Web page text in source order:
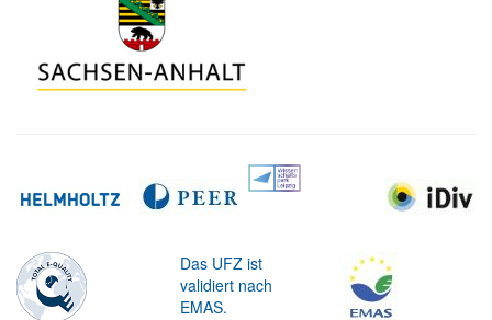
Das UFZ ist
validiert nach
EMAS.